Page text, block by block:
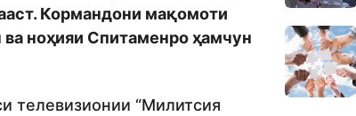
Кормандони мақомоти
ноҳияи Спитаменро ҳамчун
телевизионии “Милитсия